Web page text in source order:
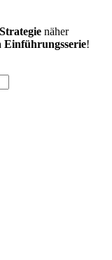
näher
Einführungsserie!